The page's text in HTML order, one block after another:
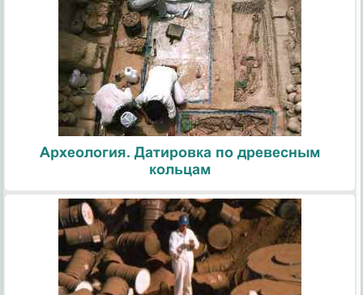
Археология. Датировка по древесным
кольцам